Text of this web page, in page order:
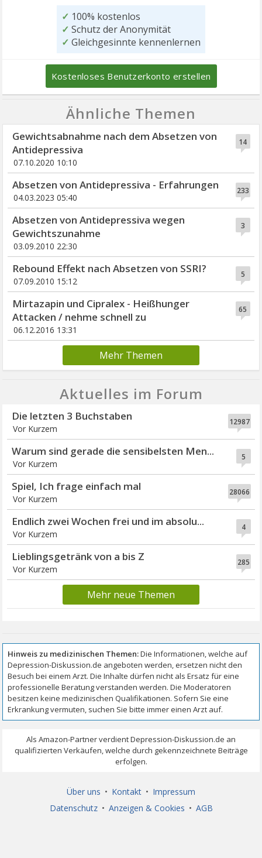
✓ 100% kostenlos
✓ Schutz der Anonymität
✓ Gleichgesinnte kennenlernen
Kostenloses Benutzerkonto erstellen
Ähnliche Themen
14
Gewichtsabnahme nach dem Absetzen von
Antidepressiva
07.10.2020 10:10
233
Absetzen von Antidepressiva - Erfahrungen
04.03.2023 05:40
3
Absetzen von Antidepressiva wegen
Gewichtszunahme
03.09.2010 22:30
5
Rebound Effekt nach Absetzen von SSRI?
07.09.2010 15:12
65
Mirtazapin und Cipralex - Heißhunger
Attacken / nehme schnell zu
06.12.2016 13:31
Mehr Themen
Aktuelles im Forum
12987
Die letzten 3 Buchstaben
Vor Kurzem
5
Warum sind gerade die sensibelsten Men...
Vor Kurzem
28066
Spiel, Ich frage einfach mal
Vor Kurzem
4
Endlich zwei Wochen frei und im absolu...
Vor Kurzem
285
Lieblingsgetränk von a bis Z
Vor Kurzem
Mehr neue Themen
Über uns • Kontakt • Impressum
Datenschutz • Anzeigen & Cookies • AGB